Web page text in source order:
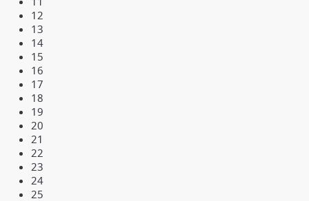
12
13
14
15
16
17
18
19
20
21
22
23
24
25